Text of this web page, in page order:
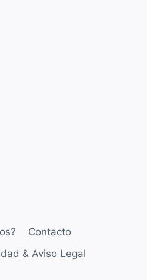
Contacto
& Aviso Legal